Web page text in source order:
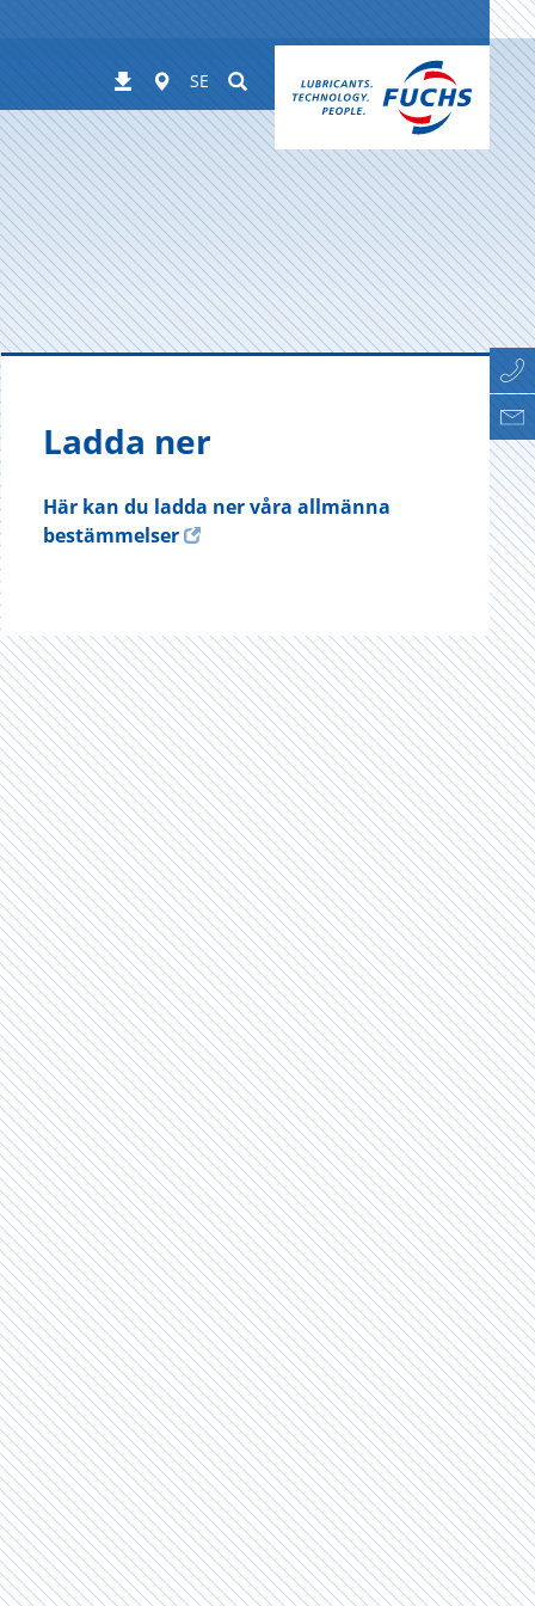
Nedladdningar
Worldwide
SE Suchen
Ladda ner
Här kan du ladda ner våra allmänna
bestämmelser